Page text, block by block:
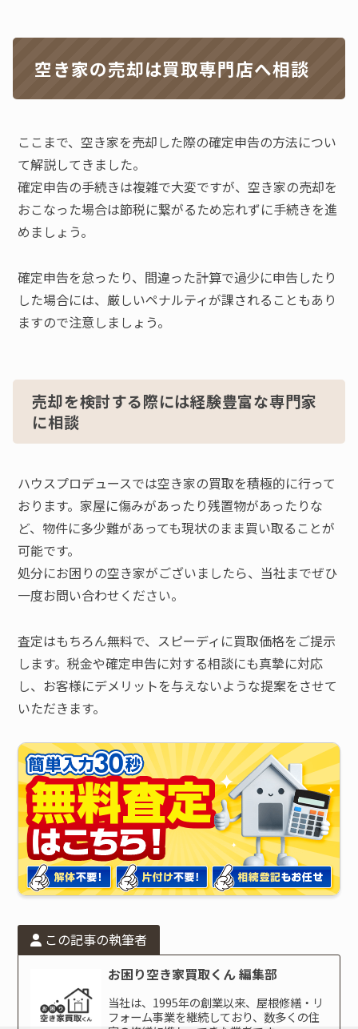
空き家の売却は買取専門店へ相談
ここまで、空き家を売却した際の確定申告の方法につい
て解説してきました。
確定申告の手続きは複雑で大変ですが、空き家の売却を
おこなった場合は節税に繋がるため忘れずに手続きを進
めましょう。
確定申告を怠ったり、間違った計算で過少に申告したり
した場合には、厳しいペナルティが課されることもあり
ますので注意しましょう。
売却を検討する際には経験豊富な専門家
に相談
ハウスプロデュースでは空き家の買取を積極的に行って
おります。家屋に傷みがあったり残置物があったりな
ど、物件に多少難があっても現状のまま買い取ることが
可能です。
処分にお困りの空き家がございましたら、当社までぜひ
一度お問い合わせください。
査定はもちろん無料で、スピーディに買取価格をご提示
します。税金や確定申告に対する相談にも真摯に対応
し、お客様にデメリットを与えないような提案をさせて
いただきます。
この記事の執筆者
お困り空き家買取くん 編集部
当社は、1995年の創業以来、屋根修繕・リ
フォーム事業を継続しており、数多くの住